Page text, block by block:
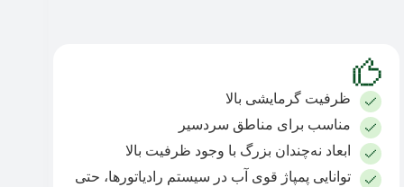
ظرفیت گرمایشی بالا
مناسب برای مناطق سردسیر
ابعاد نه‌چندان بزرگ با وجود ظرفیت بالا
توانایی پمپاژ قوی آب در سیستم رادیاتورها، حتی